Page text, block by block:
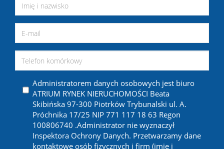
Administratorem danych osobowych jest biuro
ATRIUM RYNEK NIERUCHOMOŚCI Beata
Skibińska 97-300 Piotrków Trybunalski ul. A.
Próchnika 17/25 NIP 771 117 18 63 Regon
100806740 .Administrator nie wyznaczył
Inspektora Ochrony Danych. Przetwarzamy dane
kontaktowe osób fizycznych i firm (imię i